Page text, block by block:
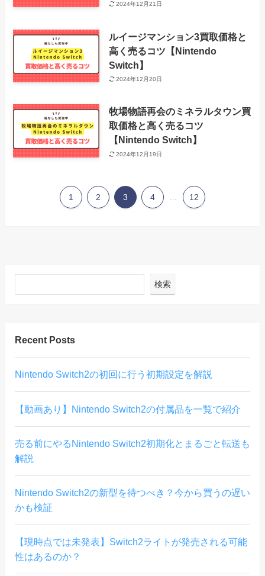
2024年12月21日
ルイージマンション3買取価格と
高く売るコツ【Nintendo
Switch】
2024年12月20日
牧場物語再会のミネラルタウン買
取価格と高く売るコツ
【Nintendo Switch】
2024年12月19日
1 2 3 4 12
検索
Recent Posts
Nintendo Switch2の初回に行う初期設定を解説
【動画あり】Nintendo Switch2の付属品を一覧で紹介
売る前にやるNintendo Switch2初期化とまるごと転送も
解説
Nintendo Switch2の新型を待つべき？今から買うの遅い
かも検証
【現時点では未発表】Switch2ライトが発売される可能
性はあるのか？